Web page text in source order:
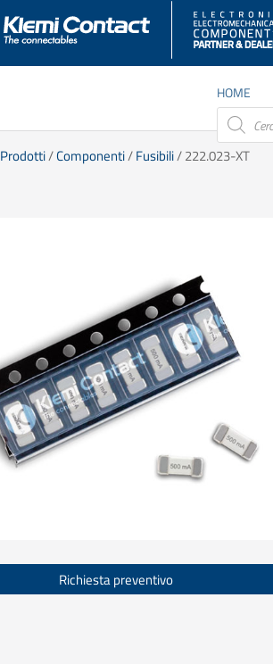
HOME
Products
search
Prodotti/Componenti/Fusibili/ 222.023-XT
Richiesta preventivo